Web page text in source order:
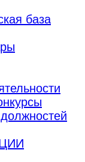
база